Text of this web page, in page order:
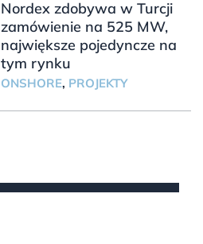
Nordex zdobywa w Turcji
zamówienie na 525 MW,
największe pojedyncze na
tym rynku
ONSHORE, PROJEKTY